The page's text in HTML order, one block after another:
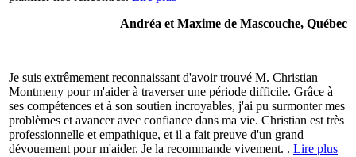
Andréa et Maxime de Mascouche, Québec
Je suis extrêmement reconnaissant d'avoir trouvé M. Christian
Montmeny pour m'aider à traverser une période difficile. Grâce à
ses compétences et à son soutien incroyables, j'ai pu surmonter mes
problèmes et avancer avec confiance dans ma vie. Christian est très
professionnelle et empathique, et il a fait preuve d'un grand
dévouement pour m'aider. Je la recommande vivement. . Lire plus